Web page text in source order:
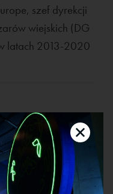
szef dyrekcji
wiejskich (DG
latach 2013-2020
w Komisji
i Obszarów
Dyrektora
Wiceminister